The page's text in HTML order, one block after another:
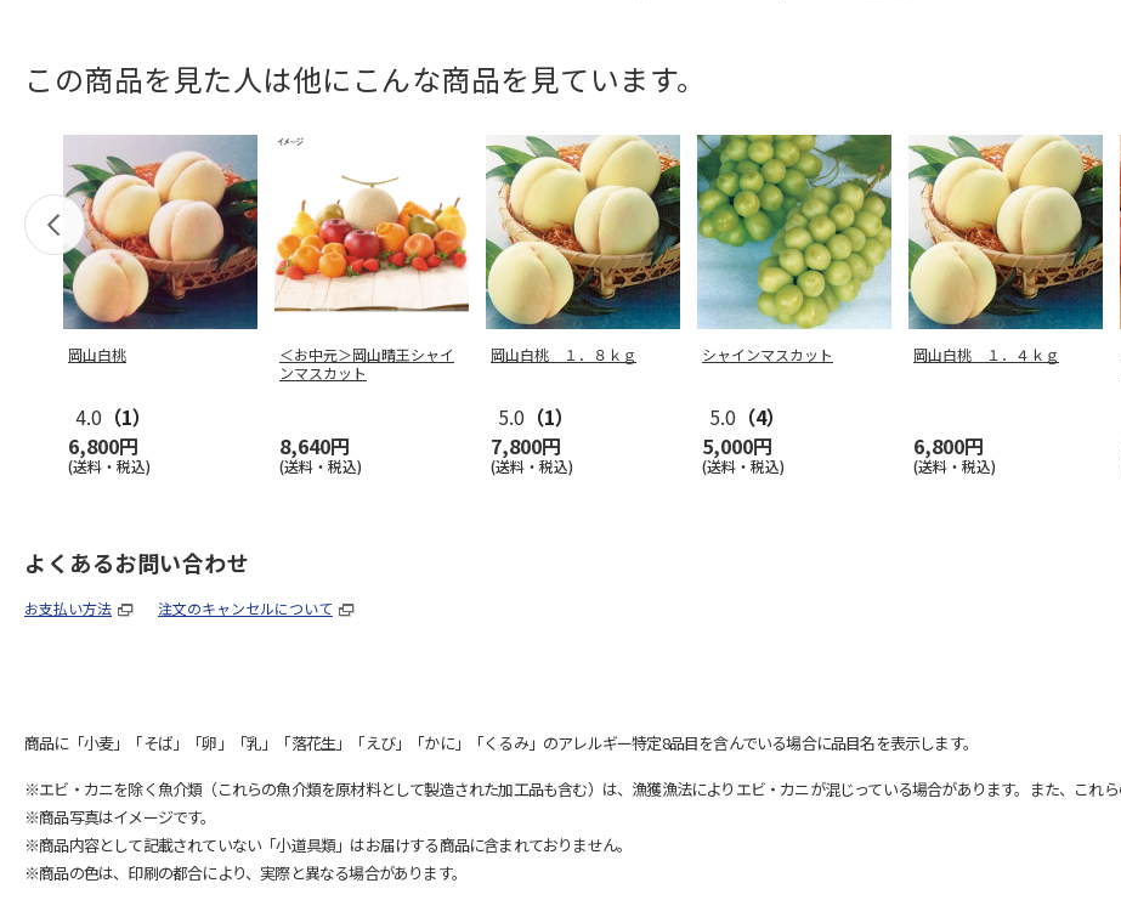
この商品を見た人は他にこんな商品を見ています。
岡山白桃
4.0 （1）
6,800円
(送料・税込)
＜お中元＞岡山晴王シャイ
ンマスカット
8,640円
(送料・税込)
岡山白桃 １．８ｋｇ
5.0 （1）
7,800円
(送料・税込)
シャインマスカット
5.0 （4）
5,000円
(送料・税込)
岡山白桃 １．４ｋｇ
6,800円
(送料・税込)
よくあるお問い合わせ
お支払い方法 注文のキャンセルについて
商品に「小麦」「そば」「卵」「乳」「落花生」「えび」「かに」「くるみ」のアレルギー特定8品目を含んでいる場合に品目名を表示します。
※エビ・カニを除く魚介類（これらの魚介類を原材料として製造された加工品も含む）は、漁獲漁法によりエビ・カニが混じっている場合があります。また、これ
※商品写真はイメージです。
※商品内容として記載されていない「小道具類」はお届けする商品に含まれておりません。
※商品の色は、印刷の都合により、実際と異なる場合があります。